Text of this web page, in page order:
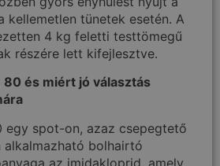
kellemetlen tünetek esetén. A
4 kg feletti testtömegű
részére lett kifejlesztve.
80 és miért jó választás
egy spot-on, azaz csepegtető
bolhairtó
az imidakloprid, amely